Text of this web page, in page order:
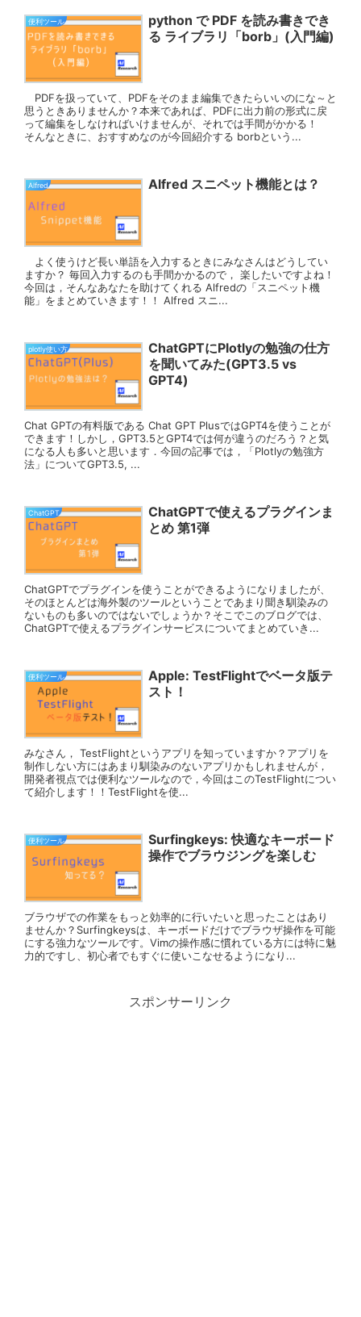
便利ツール
python で PDF を読み書きでき
る ライブラリ「borb」(入門編)
PDFを扱っていて、PDFをそのまま編集できたらいいのにな～と
思うときありませんか？本来であれば、PDFに出力前の形式に戻
って編集をしなければいけませんが、それでは手間がかかる！
そんなときに、おすすめなのが今回紹介する borbという...
Alfred Alfred スニペット機能とは？
よく使うけど長い単語を入力するときにみなさんはどうしてい
ますか？ 毎回入力するのも手間かかるので， 楽したいですよね！
今回は，そんなあなたを助けてくれる Alfredの「スニペット機
能」をまとめていきます！！ Alfred スニ...
plotly使い方
ChatGPTにPlotlyの勉強の仕方
を聞いてみた(GPT3.5 vs
GPT4)
Chat GPTの有料版である Chat GPT PlusではGPT4を使うことが
できます！しかし，GPT3.5とGPT4では何が違うのだろう？と気
になる人も多いと思います．今回の記事では，「Plotlyの勉強方
法」についてGPT3.5, ...
ChatGPT
ChatGPTで使えるプラグインま
とめ 第1弾
ChatGPTでプラグインを使うことができるようになりましたが、
そのほとんどは海外製のツールということであまり聞き馴染みの
ないものも多いのではないでしょうか？そこでこのブログでは、
ChatGPTで使えるプラグインサービスについてまとめていき...
便利ツール
Apple: TestFlightでベータ版テ
スト！
みなさん， TestFlightというアプリを知っていますか？アプリを
制作しない方にはあまり馴染みのないアプリかもしれませんが，
開発者視点では便利なツールなので，今回はこのTestFlightについ
て紹介します！！TestFlightを使...
便利ツール
Surfingkeys: 快適なキーボード
操作でブラウジングを楽しむ
ブラウザでの作業をもっと効率的に行いたいと思ったことはあり
ませんか？Surfingkeysは、キーボードだけでブラウザ操作を可能
にする強力なツールです。Vimの操作感に慣れている方には特に魅
力的ですし、初心者でもすぐに使いこなせるようになり...
スポンサーリンク